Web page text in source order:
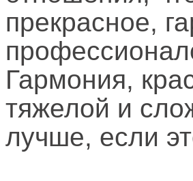
прекрасное,
Гармония,
тяжелой и
лучше, если